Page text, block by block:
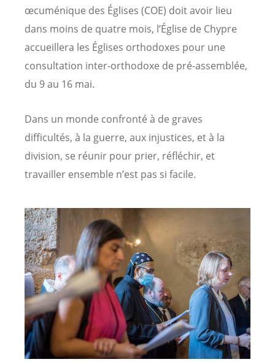
œcuménique des Églises (COE) doit avoir lieu
dans moins de quatre mois, l’Église de Chypre
accueillera les Églises orthodoxes pour une
consultation inter-orthodoxe de pré-assemblée,
du 9 au 16 mai.
Dans un monde confronté à de graves
difficultés, à la guerre, aux injustices, et à la
division, se réunir pour prier, réfléchir, et
travailler ensemble n’est pas si facile.
Image